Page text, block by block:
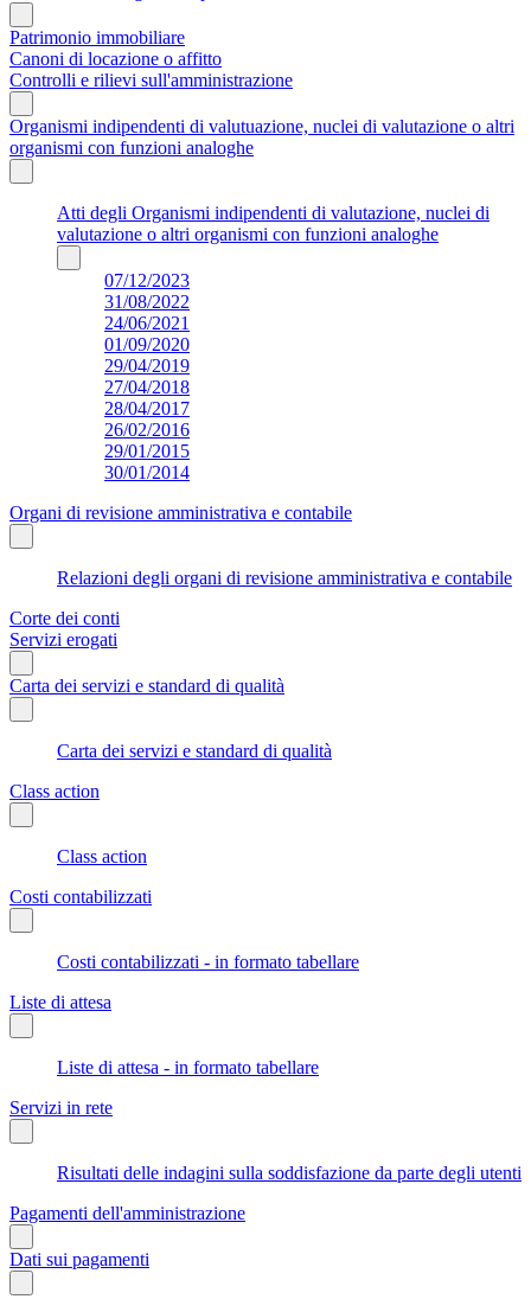
Patrimonio immobiliare
Canoni di locazione o affitto
Controlli e rilievi sull'amministrazione
Organismi indipendenti di valutuazione, nuclei di valutazione o altri
organismi con funzioni analoghe
Atti degli Organismi indipendenti di valutazione, nuclei di
valutazione o altri organismi con funzioni analoghe
07/12/2023
31/08/2022
24/06/2021
01/09/2020
29/04/2019
27/04/2018
28/04/2017
26/02/2016
29/01/2015
30/01/2014
Organi di revisione amministrativa e contabile
Relazioni degli organi di revisione amministrativa e contabile
Corte dei conti
Servizi erogati
Carta dei servizi e standard di qualità
Carta dei servizi e standard di qualità
Class action
Class action
Costi contabilizzati
Costi contabilizzati - in formato tabellare
Liste di attesa
Liste di attesa - in formato tabellare
Servizi in rete
Risultati delle indagini sulla soddisfazione da parte degli utenti
Pagamenti dell'amministrazione
Dati sui pagamenti